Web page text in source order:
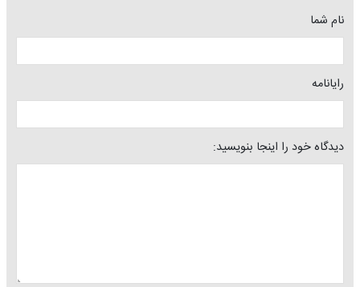
نام شما
رایانامه
دیدگاه خود را اینجا بنویسید: